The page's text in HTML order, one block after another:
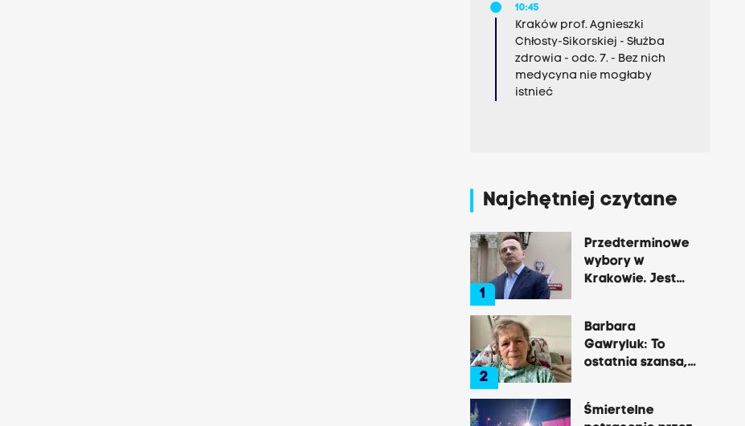
10:45
Kraków prof. Agnieszki
Chłosty-Sikorskiej - Służba
zdrowia - odc. 7. - Bez nich
medycyna nie mogłaby
istnieć
Najchętniej czytane
1
Przedterminowe
wybory w
Krakowie. Jest
2
Barbara
Gawryluk: To
ostatnia szansa,
chorobie
Śmiertelne